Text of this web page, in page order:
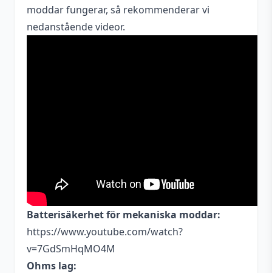
moddar fungerar, så rekommenderar vi
nedanstående videor.
Batterisäkerhet för mekaniska moddar:
https://www.youtube.com/watch?
v=7GdSmHqMO4M
Ohms lag: